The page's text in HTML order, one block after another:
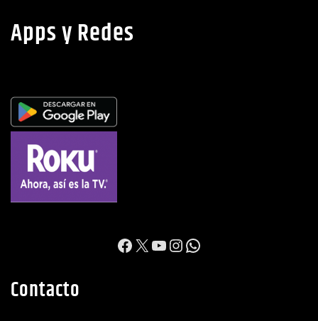
Apps y Redes
https://
X YouTube
Instagram
WhatsApp
Contacto